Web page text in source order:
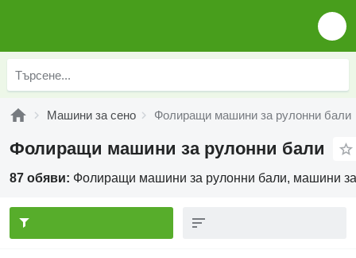
Машини за сено Фолиращи машини за рулонни бали
Фолиращи машини за рулонни бали
87 обяви: Фолиращи машини за рулонни бали, машини